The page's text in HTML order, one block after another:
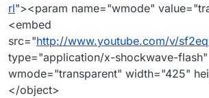
rl"><param name="wmode"
<embed
src="http://www.youtube.com/v/
type="application/x-shockwave-flash"
wmode="transparent" width="425"
</object>